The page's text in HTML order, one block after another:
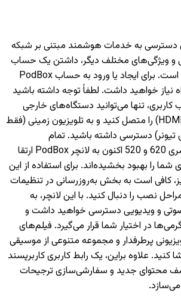
دسترسی به خدمات هوشمند مبتنی بر شبکه
و ویژگی‌های مختلف دیگر، داشتن یک حساب
کاربری PodBox الزامی است. برای ایجاد یا ورود به حساب PodBox
نیاز خواهید داشت. لطفاً توجه داشته باشید
تنها می‌توانید دستگاه‌های خارجی
(مانند اتصال از طریق HDMI) را متصل کنید و به تلویزیون‌ زمینی (فقط
تیونر) دسترسی داشته باشید. تمام
تلویزیون‌های PARS سری 620 و 520 اکنون به لانچر PodBox ارتقا
شما را بهبود بخشیده‌اند. برای استفاده از این
کافی است به بخش به‌روزرسانی در تنظیمات
نصب را دنبال کنید. با این لانچر، به
صوتی و ویدیویی دسترسی خواهید داشت و
در اختیار شما قرار می‌گیرد. فیلم‌های
پرطرفدار و مجموعه متنوعی از موسیقی
کنید. علاوه براین، یک رابط کاربری کاربرپسند
محتوای جدید و سفارشی‌سازی ترجیحات